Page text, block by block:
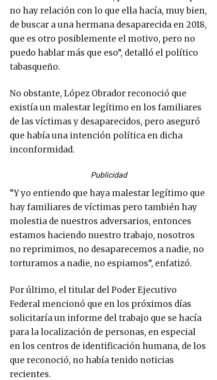
no hay relación con lo que ella hacía, muy bien,
de buscar a una hermana desaparecida en 2018,
que es otro posiblemente el motivo, pero no
puedo hablar más que eso”, detalló el político
tabasqueño.
No obstante, López Obrador reconoció que
existía un malestar legítimo en los familiares
de las víctimas y desaparecidos, pero aseguró
que había una intención política en dicha
inconformidad.
Publicidad
“Y yo entiendo que haya malestar legítimo que
hay familiares de víctimas pero también hay
molestia de nuestros adversarios, entonces
estamos haciendo nuestro trabajo, nosotros
no reprimimos, no desaparecemos a nadie, no
torturamos a nadie, no espiamos”, enfatizó.
Por último, el titular del Poder Ejecutivo
Federal mencionó que en los próximos días
solicitaría un informe del trabajo que se hacía
para la localización de personas, en especial
en los centros de identificación humana, de los
que reconoció, no había tenido noticias
recientes.